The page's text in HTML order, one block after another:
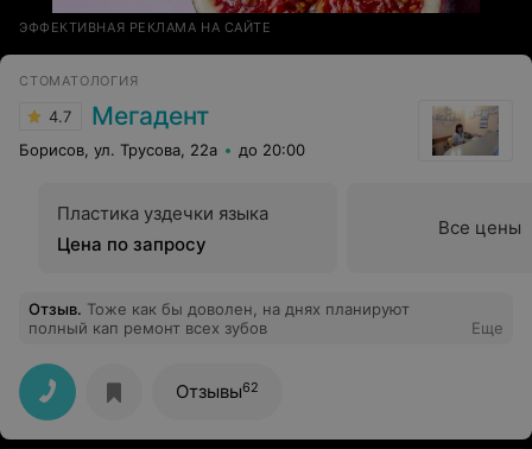
ЭФФЕКТИВНАЯ РЕКЛАМА НА САЙТЕ
СТОМАТОЛОГИЯ
4.7 Мегадент
Борисов, ул. Трусова, 22а до 20:00
Пластика уздечки языка
Цена по запросу
Все цены
Отзыв. Тоже как бы доволен, на днях планируют
полный кап ремонт всех зубов
Еще
Отзывы62